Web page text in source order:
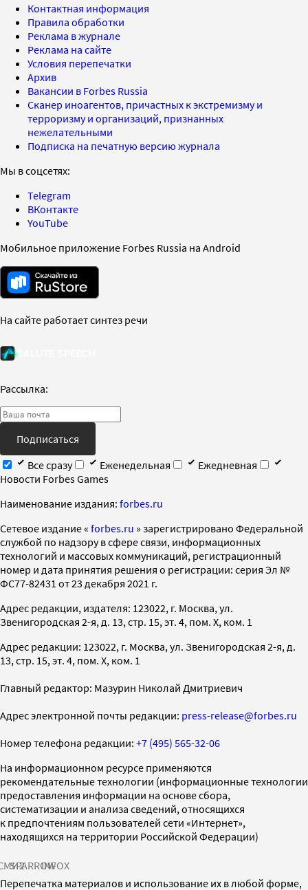
Контактная информация
Правила обработки
Реклама в журнале
Реклама на сайте
Условия перепечатки
Архив
Вакансии в Forbes Russia
Сканер иноагентов, причастных к экстремизму и
терроризму и организаций, признанных
нежелательными
Подписка на печатную версию журнала
Мы в соцсетях:
Telegram
ВКонтакте
YouTube
Мобильное приложение Forbes Russia на Android
На сайте работает синтез речи
Рассылка:
Подписаться
Все сразу
Еженедельная
Ежедневная
Новости Forbes Games
Наименование издания: forbes.ru
Cетевое издание « forbes.ru » зарегистрировано Федеральной
службой по надзору в сфере связи, информационных
технологий и массовых коммуникаций, регистрационный
номер и дата принятия решения о регистрации: серия Эл №
ФС77-82431 от 23 декабря 2021 г.
Адрес редакции, издателя: 123022, г. Москва, ул.
Звенигородская 2-я, д. 13, стр. 15, эт. 4, пом. X, ком. 1
Адрес редакции: 123022, г. Москва, ул. Звенигородская 2-я, д.
13, стр. 15, эт. 4, пом. X, ком. 1
Главный редактор: Мазурин Николай Дмитриевич
Адрес электронной почты редакции: press-release@forbes.ru
Номер телефона редакции: +7 (495) 565-32-06
На информационном ресурсе применяются
рекомендательные технологии (информационные технологии
предоставления информации на основе сбора,
систематизации и анализа сведений, относящихся
к предпочтениям пользователей сети «Интернет»,
находящихся на территории Российской Федерации)
SPARROWINFOX
Перепечатка материалов и использование их в любой форме,